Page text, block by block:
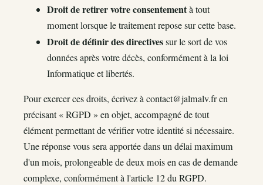
Droit de retirer votre consentementà tout
moment lorsque le traitement repose sur cette base.
Droit de définir des directivessur le sort de vos
données après votre décès, conformément à la loi
Informatique et libertés.
Pour exercer ces droits, écrivez àcontact@jalmalv.fren
précisant « RGPD » en objet, accompagné de tout
élément permettant de vérifier votre identité si nécessaire.
Une réponse vous sera apportée dans un délai maximum
d'un mois, prolongeable de deux mois en cas de demande
complexe, conformément à l'article 12 du RGPD.